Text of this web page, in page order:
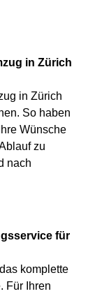
in Zürich
in Zürich
So haben
Wünsche
zu
nach
für
komplette
Für Ihren